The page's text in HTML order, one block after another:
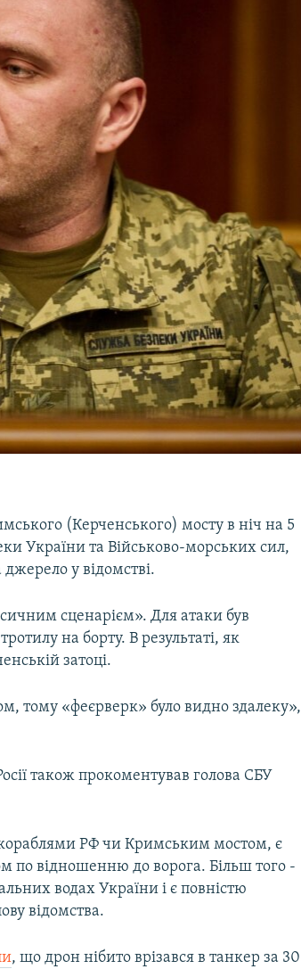
(Керченського) мосту в ніч на 5
України та Військово-морських сил,
у відомстві.
сценарієм». Для атаки був
на борту. В результаті, як
затоці.
тому «феєрверк» було видно здалеку»,
також прокоментував голова СБУ
кораблями РФ чи Кримським мостом, є
по відношенню до ворога. Більш того -
водах України і є повністю
відомства.
, що дрон нібито врізався в танкер за 30